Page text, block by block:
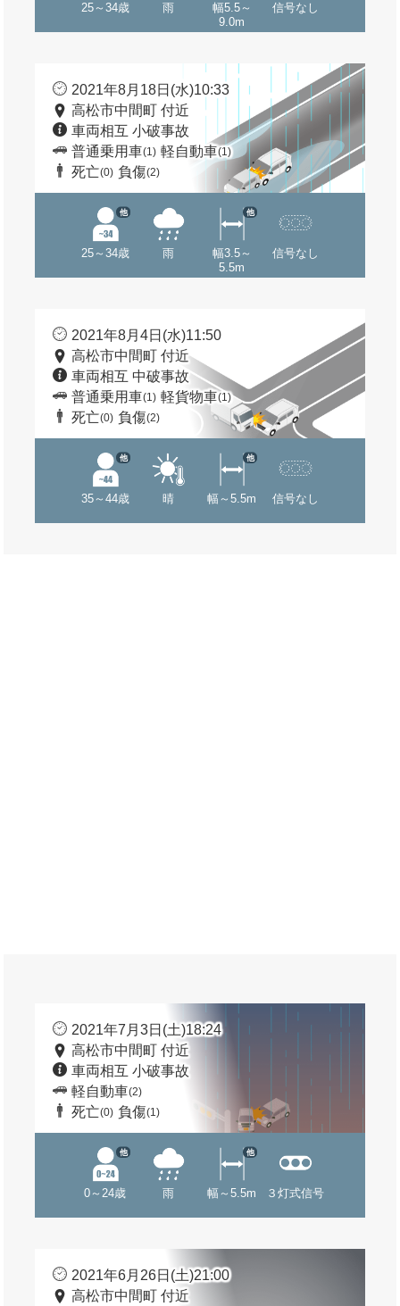
25～34歳 雨
幅5.5～
9.0m
信号なし
2021年8月18日(水)10:33
高松市中間町 付近
車両相互 小破事故
普通乗用車(1) 軽自動車(1)
死亡(0) 負傷(2)
25～34歳
他
雨
幅3.5～
5.5m
他
信号なし
2021年8月4日(水)11:50
高松市中間町 付近
車両相互 中破事故
普通乗用車(1) 軽貨物車(1)
死亡(0) 負傷(2)
35～44歳
他
晴 幅～5.5m
他
信号なし
2021年7月3日(土)18:24
高松市中間町 付近
車両相互 小破事故
軽自動車(2)
死亡(0) 負傷(1)
0～24歳
他
雨 幅～5.5m
他
３灯式信号
2021年6月26日(土)21:00
高松市中間町 付近